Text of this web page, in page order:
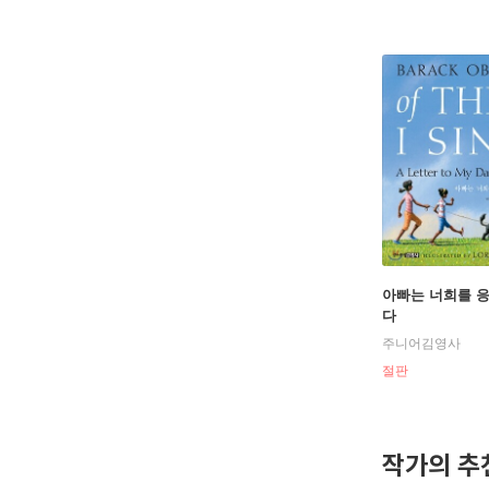
아빠는 너희를
다
주니어김영사
절판
작가의 추